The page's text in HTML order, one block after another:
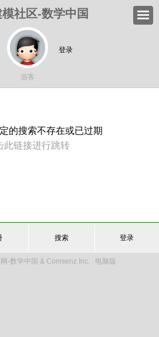
社区-数学中国
登录
游客
的搜索不存在或已过期
此链接进行跳转
搜索 登录
-数学中国 & Comsenz Inc. 电脑版